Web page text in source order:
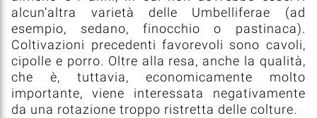
alcun’altra varietà delle Umbelliferae (ad
esempio, sedano, finocchio o pastinaca).
Coltivazioni precedenti favorevoli sono cavoli,
cipolle e porro. Oltre alla resa, anche la qualità,
che è, tuttavia, economicamente molto
importante, viene interessata negativamente
da una rotazione troppo ristretta delle colture.